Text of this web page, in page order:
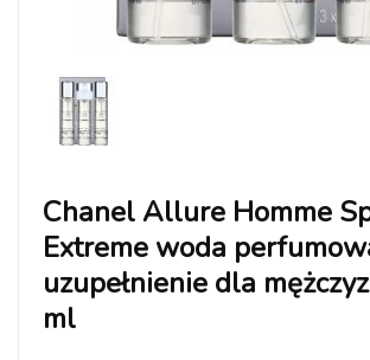
Chanel Allure Homme
Extreme woda
uzupełnienie dla
ml